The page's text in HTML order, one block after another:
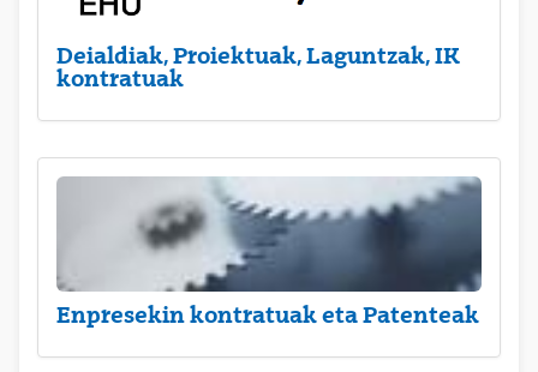
Deialdiak, Proiektuak, Laguntzak, IK
kontratuak
Enpresekin kontratuak eta Patenteak